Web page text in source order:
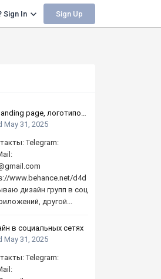
Sign In Sign Up
page, логотипов,
Высокое качество,
May 31, 2025
Telegram:
www.behance.net/d4d
дизайн групп в соц
другой...
в социальных сетях
May 31, 2025
Telegram: